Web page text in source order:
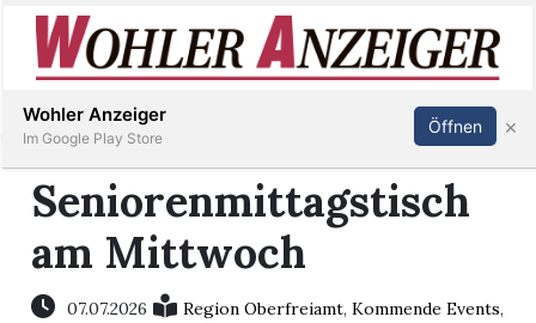
Immobilien
Veranstaltungen
Inserieren Abonnieren Anmelden
Seniorenmittagstisch
am Mittwoch
07.07.2026 Region Oberfreiamt,Kommende Events,
Wohler Anzeiger
Im Google Play Store
Öffnen ×